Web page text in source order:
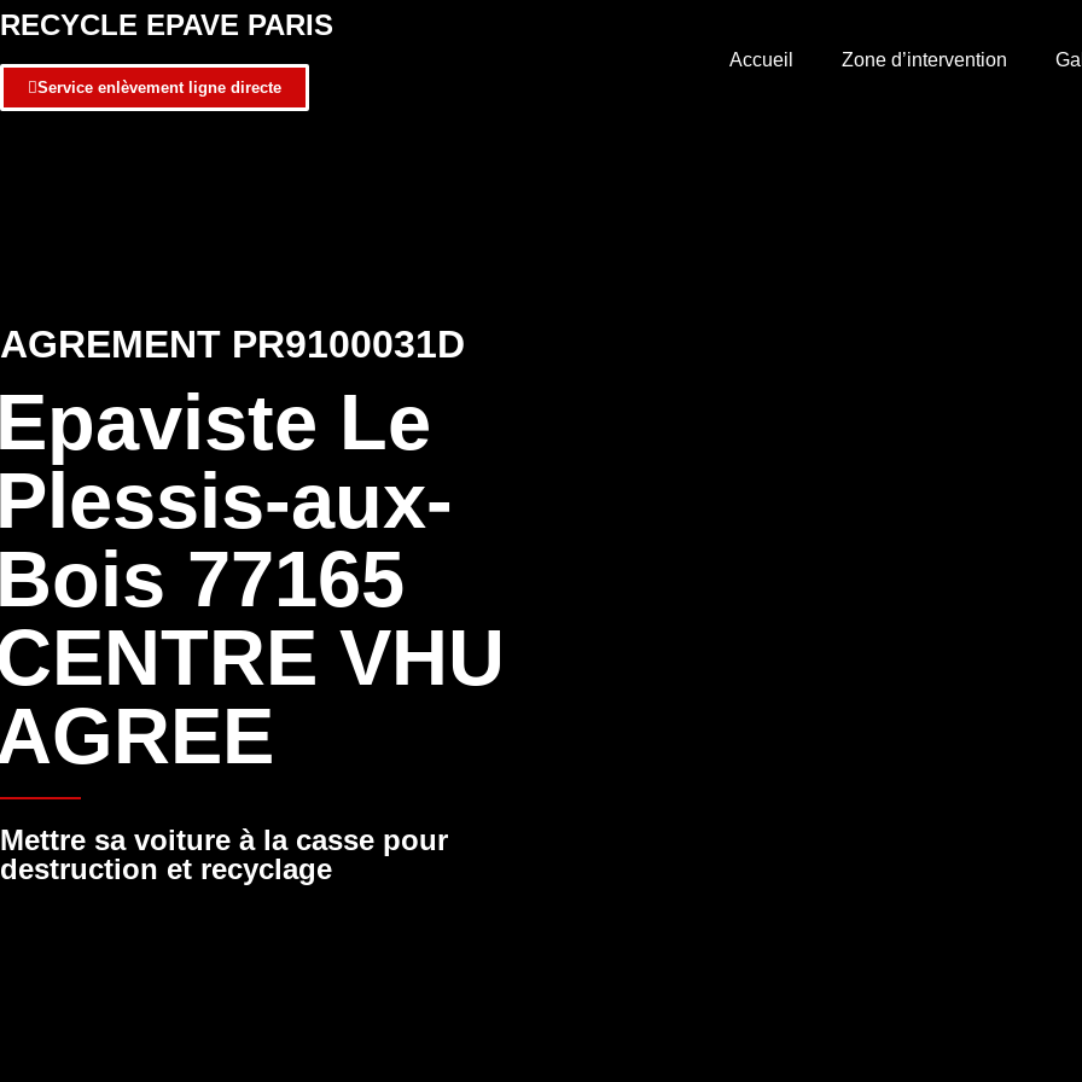
RECYCLE EPAVE PARIS
Service enlèvement ligne directe
Accueil Zone d’intervention
AGREMENT PR9100031D
Le
aux-
77165
VHU
Mettre sa voiture à la casse pour
destruction et recyclage